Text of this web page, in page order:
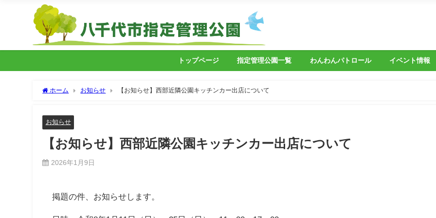
トップページ 指定管理公園一覧 わんわんパトロール イベント情報
ホーム お知らせ 【お知らせ】西部近隣公園キッチンカー出店について
お知らせ
【お知らせ】西部近隣公園キッチンカー出店について
2026年1月9日
掲題の件、お知らせします。